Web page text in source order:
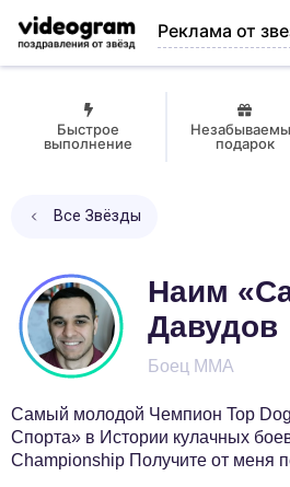
Реклама от
Быстрое
выполнение
подарок
Все Звёзды
Наим
Давудов
Боец MMA
Самый молодой Чемпион Top
Спорта» в Истории кулачных
Championship Получите от меня